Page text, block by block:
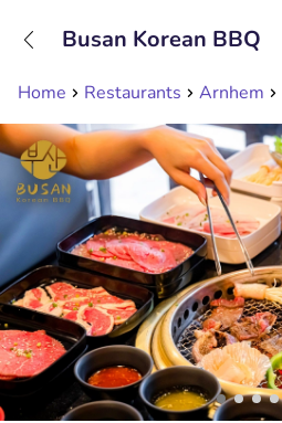
Home Restaurants Arnhem
Busan Korean BBQ